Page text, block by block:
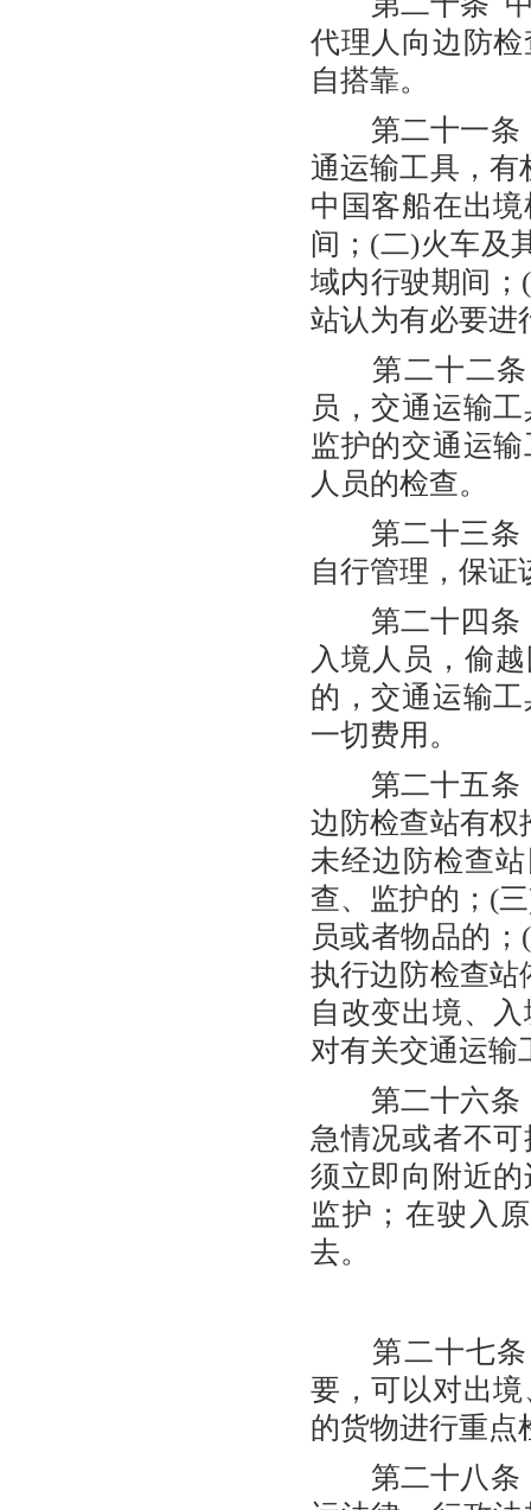
代理人向边防
自搭靠。
第二十一条
通运输工具，有
中国客船在出
间；(二)火车及
域内行驶期间
站认为有必要进
第二十二条
员，交通运输
监护的交通运
人员的检查。
第二十三条
自行管理，保证
第二十四条
入境人员，偷
的，交通运输
一切费用。
第二十五条
边防检查站有权
未经边防检查
查、监护的；(
员或者物品的
执行边防检查站
自改变出境、
对有关交通运输
第二十六条
急情况或者不
须立即向附近
监护；在驶入
去。
第二十七条
要，可以对出
的货物进行重点
第二十八条